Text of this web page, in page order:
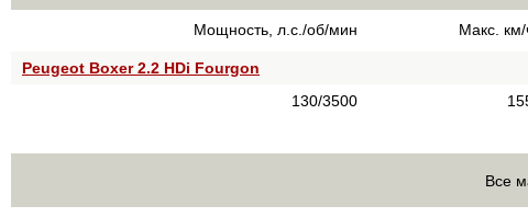
Мощность, л.с./об/мин Макс. км/
Peugeot Boxer 2.2 HDi Fourgon
130/3500
Все